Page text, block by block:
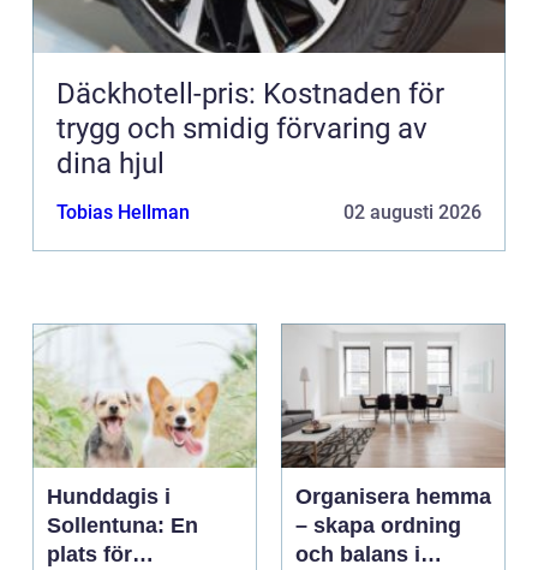
Däckhotell-pris: Kostnaden för
trygg och smidig förvaring av
dina hjul
Tobias Hellman 02 augusti 2026
Hunddagis i
Sollentuna: En
plats för
Organisera hemma
– skapa ordning
och balans i